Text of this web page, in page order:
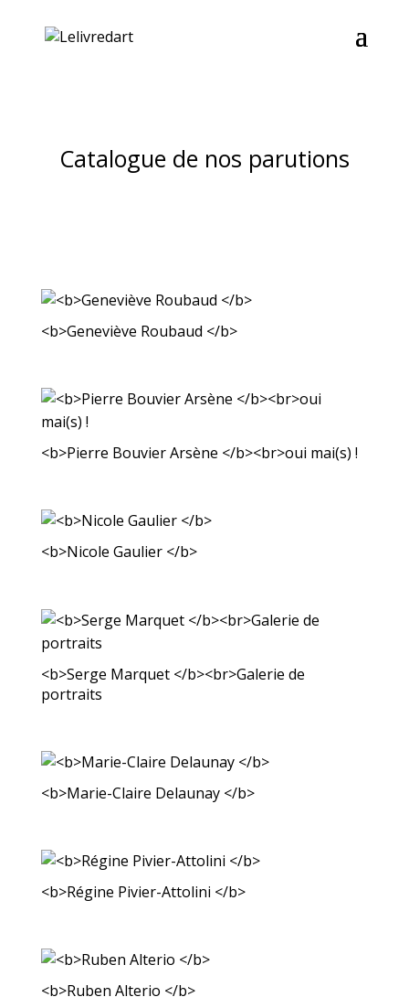
Catalogue de nos parutions
<b>Geneviève Roubaud </b>
<b>Pierre Bouvier Arsène </b><br>oui mai(s) !
<b>Nicole Gaulier </b>
<b>Serge Marquet </b><br>Galerie de
portraits
<b>Marie-Claire Delaunay </b>
<b>Régine Pivier-Attolini </b>
<b>Ruben Alterio </b>